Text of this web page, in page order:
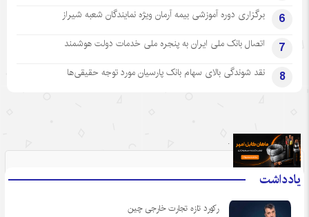
6 برگزاری دوره آموزشی بیمه آرمان ویژه نمایندگان شعبه شیراز
7 اتصال بانک ملی ایران به پنجره ملی خدمات دولت هوشمند
8 نقد شوندگی بالای سهام بانک پارسیان مورد توجه حقیقی‌ها
یادداشت
رکورد تازه تجارت خارجی چین
.